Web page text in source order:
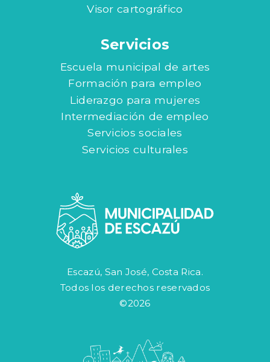
Visor cartográfico
Servicios
Escuela municipal de artes
Formación para empleo
Liderazgo para mujeres
Intermediación de empleo
Servicios sociales
Servicios culturales
Escazú, San José, Costa Rica.
Todos los derechos reservados
©2026